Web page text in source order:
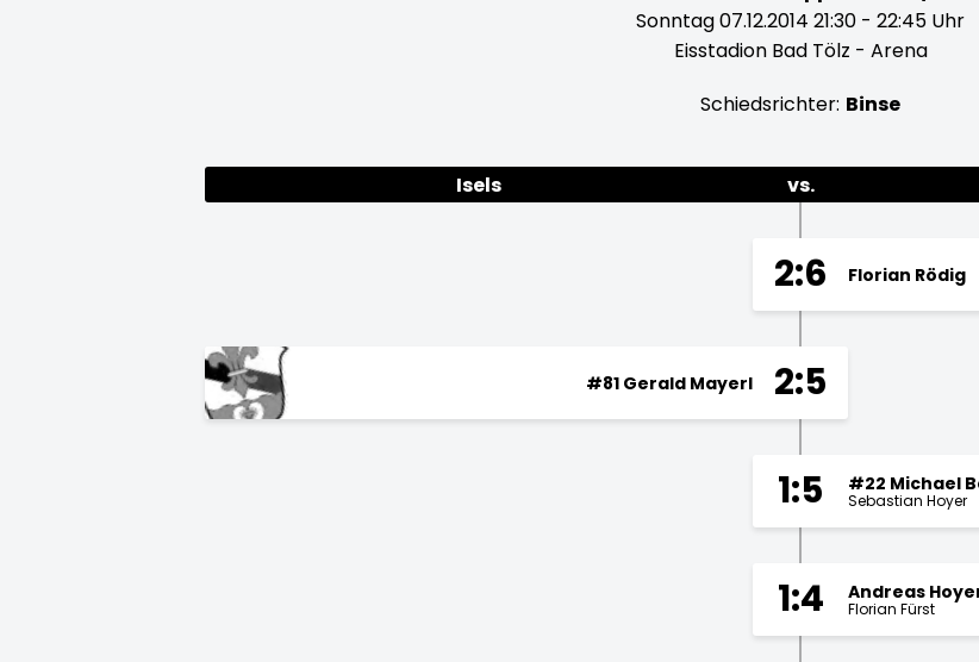
Sonntag 07.12.2014 21:30 - 22:45 Uhr
Eisstadion Bad Tölz - Arena
Schiedsrichter: Binse
Isels vs.
2:6 Florian Rödig
2:5
#81 Gerald Mayerl
1:5 #22 Michael
Sebastian Hoyer
1:4 Andreas
Florian Fürst